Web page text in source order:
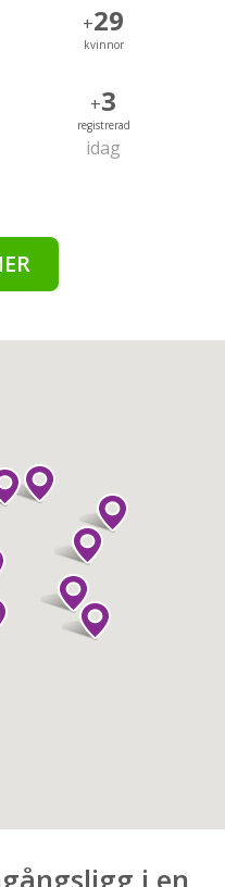
+29
kvinnor
+3
registrerad
idag
i en